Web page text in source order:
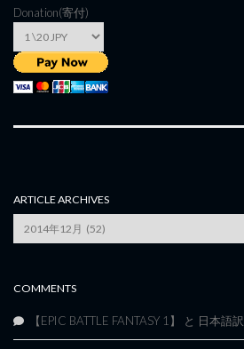
Donation(寄付)
ARTICLE ARCHIVES
Archives
COMMENTS
【EPIC BATTLE FANTASY 1】 と 日本語訳